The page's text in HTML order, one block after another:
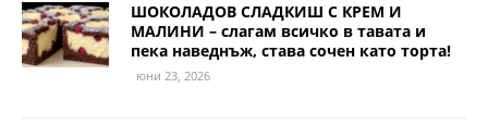
ШОКОЛАДОВ СЛАДКИШ С КРЕМ И
МАЛИНИ – слагам всичко в тавата и
пека наведнъж, става сочен като торта!
юни 23, 2026